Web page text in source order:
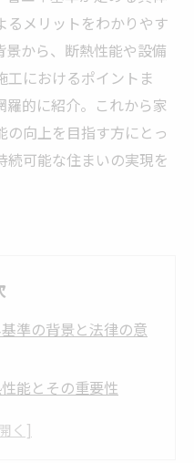
るメリットをわかりやす
景から、断熱性能や設備
工におけるポイントま
的に紹介。これから家
向上を目指す方にとっ
続可能な住まいの実現を
準の背景と法律の意
能とその重要性
るエネルギー消費の